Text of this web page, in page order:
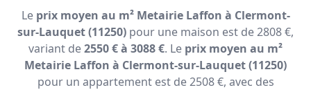
Le prix moyen au m² Metairie Laffon à Clermont-
sur-Lauquet (11250) pour une maison est de 2808 €,
variant de2550 € à 3088 €. Le prix moyen au m²
Metairie Laffon à Clermont-sur-Lauquet (11250)
pour un appartement est de 2508 €, avec des